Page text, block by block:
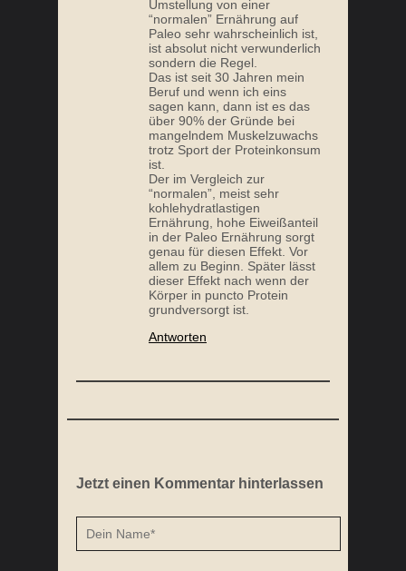
Umstellung von einer
“normalen” Ernährung auf
Paleo sehr wahrscheinlich ist,
ist absolut nicht verwunderlich
sondern die Regel.
Das ist seit 30 Jahren mein
Beruf und wenn ich eins
sagen kann, dann ist es das
über 90% der Gründe bei
mangelndem Muskelzuwachs
trotz Sport der Proteinkonsum
ist.
Der im Vergleich zur
“normalen”, meist sehr
kohlehydratlastigen
Ernährung, hohe Eiweißanteil
in der Paleo Ernährung sorgt
genau für diesen Effekt. Vor
allem zu Beginn. Später lässt
dieser Effekt nach wenn der
Körper in puncto Protein
grundversorgt ist.
Antworten
Jetzt einen Kommentar hinterlassen